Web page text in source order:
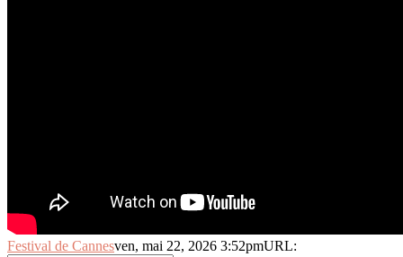
Festival de Cannesven, mai 22, 2026 3:52pmURL: